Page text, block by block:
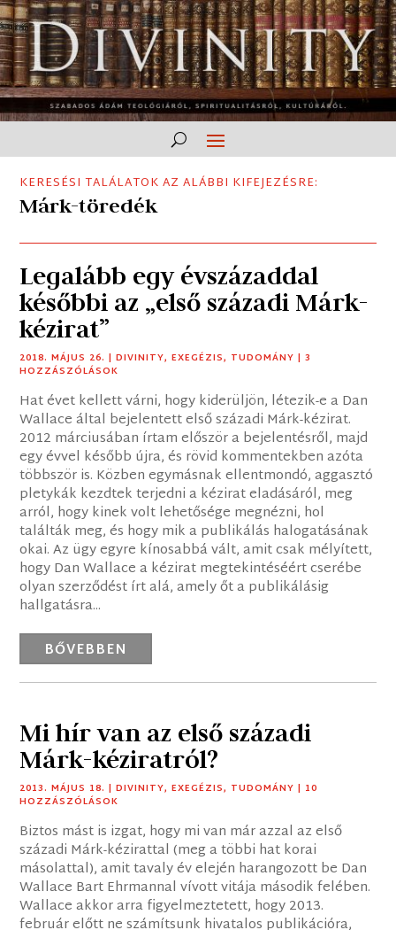
KERESÉSI TALÁLATOK AZ ALÁBBI KIFEJEZÉSRE:
Márk-töredék
Legalább egy évszázaddal
későbbi az „első századi Márk-
kézirat”
2018. MÁJUS 26. |DIVINITY,EXEGÉZIS, TUDOMÁNY | 3
HOZZÁSZÓLÁSOK
Hat évet kellett várni, hogy kiderüljön, létezik-e a Dan
Wallace által bejelentett első századi Márk-kézirat.
2012 márciusában írtam először a bejelentésről, majd
egy évvel később újra, és rövid kommentekben azóta
többször is. Közben egymásnak ellentmondó, aggasztó
pletykák kezdtek terjedni a kézirat eladásáról, meg
arról, hogy kinek volt lehetősége megnézni, hol
találták meg, és hogy mik a publikálás halogatásának
okai. Az ügy egyre kínosabbá vált, amit csak mélyített,
hogy Dan Wallace a kézirat megtekintéséért cserébe
olyan szerződést írt alá, amely őt a publikálásig
hallgatásra...
BŐVEBBEN
Mi hír van az első századi
Márk-kéziratról?
2013. MÁJUS 18. |DIVINITY,EXEGÉZIS, TUDOMÁNY | 10
HOZZÁSZÓLÁSOK
Biztos mást is izgat, hogy mi van már azzal az első
századi Márk-kézirattal (meg a többi hat korai
másolattal), amit tavaly év elején harangozott be Dan
Wallace Bart Ehrmannal vívott vitája második felében.
Wallace akkor arra figyelmeztetett, hogy 2013.